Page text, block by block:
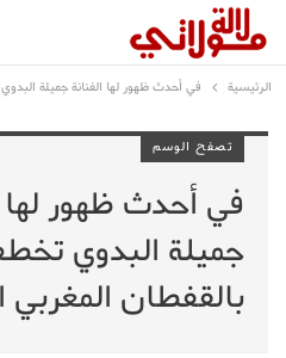
الرئيسية في أحدث ظهور لها الفنانة جميلة
تصفح الوسم
في أحدث ظهور لها
جميلة البدوي
بالقفطان المغربي